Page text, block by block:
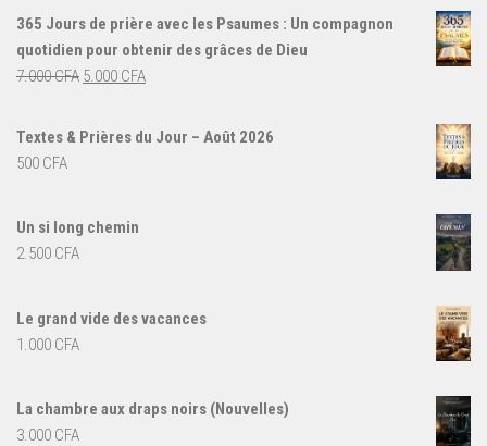
365 Jours de prière avec les Psaumes : Un compagnon
quotidien pour obtenir des grâces de Dieu
7.000CFA Le
initial
5.000 CFALe
actuel
Textes & Prières du Jour – Août 2026
500 CFA
Un si long chemin
2.500 CFA
Le grand vide des vacances
1.000 CFA
La chambre aux draps noirs (Nouvelles)
3.000 CFA